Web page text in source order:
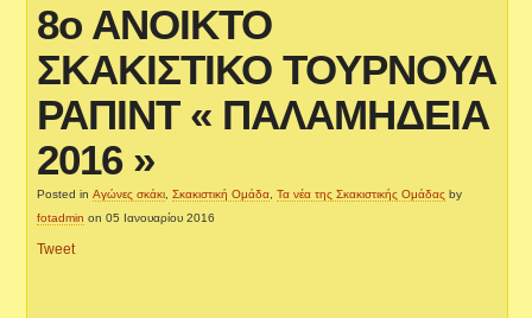
8ο ΑΝΟΙΚΤΟ
ΣΚΑΚΙΣΤΙΚΟ ΤΟΥΡΝΟΥΑ
ΡΑΠΙΝΤ « ΠΑΛΑΜΗΔΕΙΑ
2016 »
Posted inΑγώνες σκάκι ,Σκακιστική Ομάδα ,Τα νέα της Σκακιστικής Ομάδας by
fotadmin on 05 Ιανουαρίου 2016
Tweet